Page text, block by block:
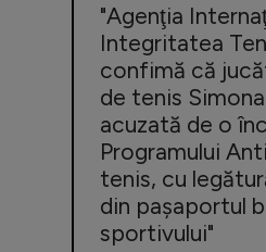
"Agenţia
Integritatea
confimă că
de tenis
acuzată de o
Programului
tenis, cu
din pașaportul
sportivului"